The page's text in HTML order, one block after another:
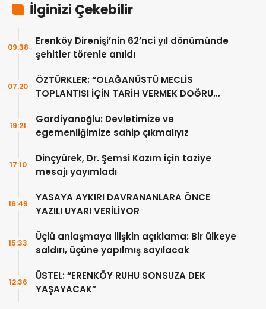
İlginizi Çekebilir
Erenköy Direnişi’nin 62’nci yıl dönümünde
şehitler törenle anıldı
09:38
ÖZTÜRKLER: “OLAĞANÜSTÜ MECLİS
TOPLANTISI İÇİN TARİH VERMEK DOĞRU
07:20
Gardiyanoğlu: Devletimize ve
egemenliğimize sahip çıkmalıyız
19:21
Dinçyürek, Dr. Şemsi Kazım için taziye
mesajı yayımladı
17:10
YASAYA AYKIRI DAVRANANLARA ÖNCE
YAZILI UYARI VERİLİYOR
16:49
Üçlü anlaşmaya ilişkin açıklama: Bir ülkeye
saldırı, üçüne yapılmış sayılacak
15:33
ÜSTEL: “ERENKÖY RUHU SONSUZA DEK
YAŞAYACAK”
12:36